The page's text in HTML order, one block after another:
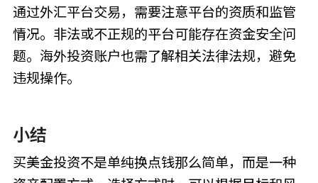
通过外汇平台交易，需要注意平台的资质和监管
情况。非法或不正规的平台可能存在资金安全问
题。海外投资账户也需了解相关法律法规，避免
违规操作。
小结
买美金投资不是单纯换点钱那么简单，而是一种